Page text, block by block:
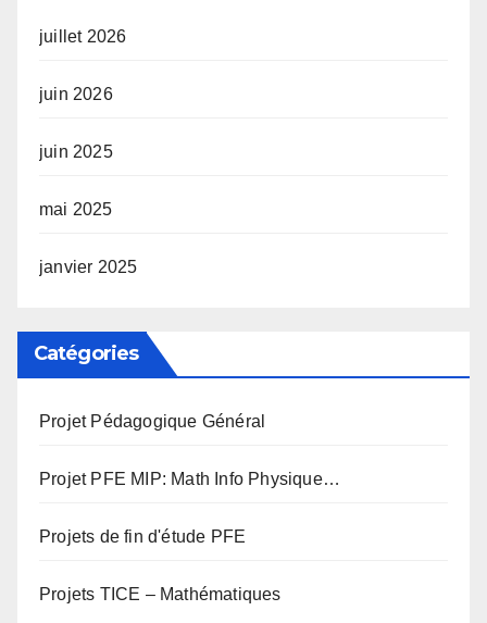
juillet 2026
juin 2026
juin 2025
mai 2025
janvier 2025
Catégories
Projet Pédagogique Général
Projet PFE MIP: Math Info Physique…
Projets de fin d'étude PFE
Projets TICE – Mathématiques